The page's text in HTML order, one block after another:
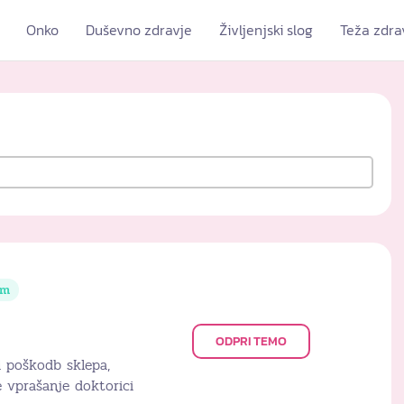
Onko Duševno zdravje Življenjski slog Teža
sklepa,
vprašanje doktorici
ODPRI TEMO